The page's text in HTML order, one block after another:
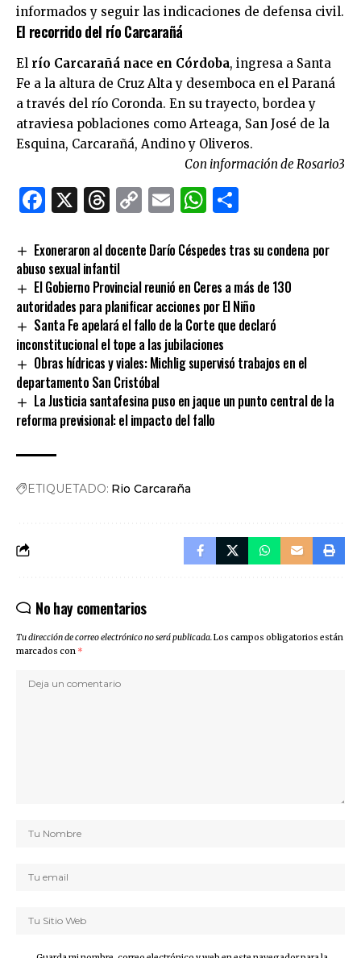
informados y seguir las indicaciones de defensa civil.
El recorrido del río Carcarañá
El río Carcarañá nace en Córdoba, ingresa a Santa
Fe a la altura de Cruz Alta y desemboca en el Paraná
a través del río Coronda. En su trayecto, bordea y
atraviesa poblaciones como Arteaga, San José de la
Esquina, Carcarañá, Andino y Oliveros.
Con información de Rosario3
Facebook
X Threads
CopyEmailWhatsApp
Exoneraron al docente Darío Céspedes tras su condena por
abuso sexual infantil
El Gobierno Provincial reunió en Ceres a más de 130
autoridades para planificar acciones por El Niño
Santa Fe apelará el fallo de la Corte que declaró
inconstitucional el tope a las jubilaciones
Obras hídricas y viales: Michlig supervisó trabajos en el
departamento San Cristóbal
La Justicia santafesina puso en jaque un punto central de la
reforma previsional: el impacto del fallo
ETIQUETADO: Rio Carcaraña
No hay comentarios
Tu dirección de correo electrónico no será publicada.Los campos obligatorios están
marcados con *